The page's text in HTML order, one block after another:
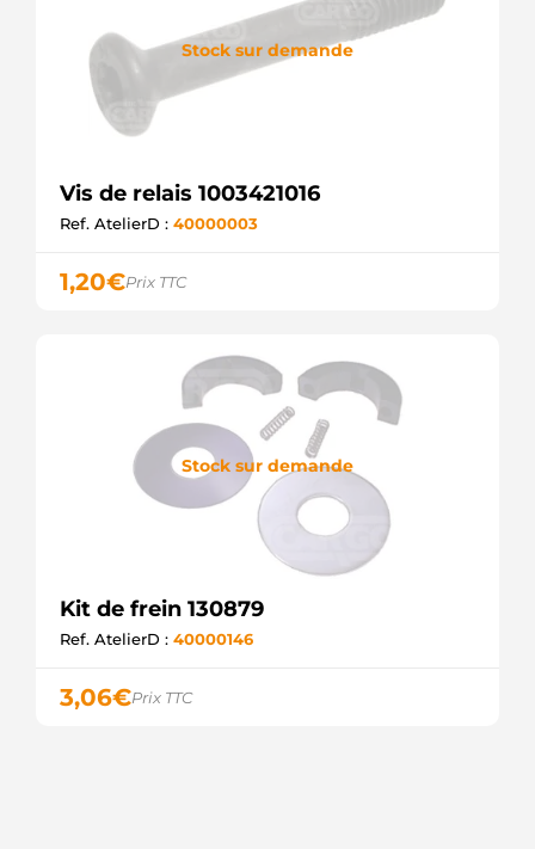
Stock sur demande
Vis de relais 1003421016
Ref. AtelierD : 40000003
1,20€Prix TTC
Stock sur demande
Kit de frein 130879
Ref. AtelierD : 40000146
3,06€Prix TTC